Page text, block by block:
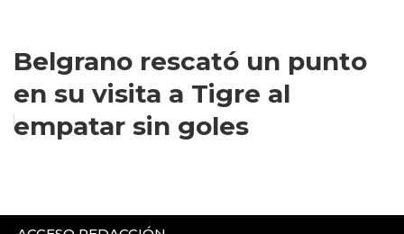
Belgrano rescató un punto
en su visita a Tigre al
empatar sin goles